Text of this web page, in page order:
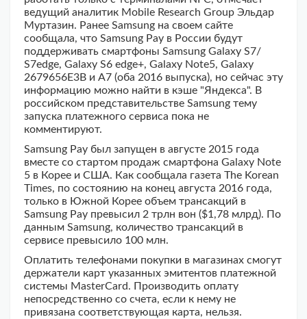
ведущий аналитик Mobile Research Group Эльдар
Муртазин. Ранее Samsung на своем сайте
сообщала, что Samsung Pay в России будут
поддерживать смартфоны Samsung Galaxy S7/
S7edge, Galaxy S6 edge+, Galaxy Note5, Galaxy
2679656E3B и A7 (оба 2016 выпуска), но сейчас эту
информацию можно найти в кэше "Яндекса". В
российском представительстве Samsung тему
запуска платежного сервиса пока не
комментируют.
Samsung Pay был запущен в августе 2015 года
вместе со стартом продаж смартфона Galaxy Note
5 в Корее и США. Как сообщала газета The Korean
Times, по состоянию на конец августа 2016 года,
только в Южной Корее объем трансакций в
Samsung Pay превысил 2 трлн вон ($1,78 млрд). По
данным Samsung, количество трансакций в
сервисе превысило 100 млн.
Оплатить телефонами покупки в магазинах смогут
держатели карт указанных эмитентов платежной
системы MasterCard. Производить оплату
непосредственно со счета, если к нему не
привязана соответствующая карта, нельзя.